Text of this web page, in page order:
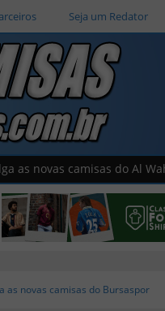
Seja um Redator
camisas do Al Wahda
as novas camisas do Bursaspor